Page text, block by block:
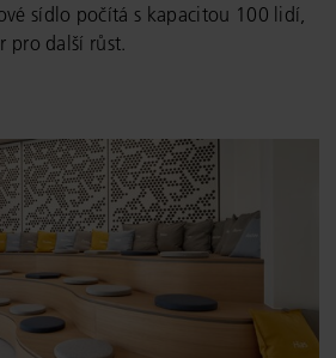
sídlo počítá s kapacitou 100 lidí,
pro další růst.